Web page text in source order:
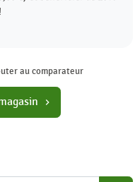
au comparateur
chevron_right